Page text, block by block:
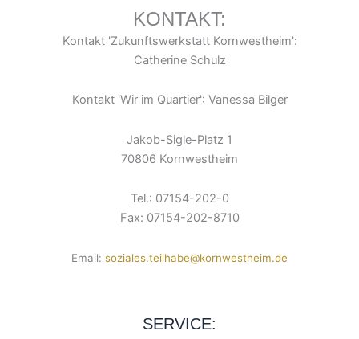
KONTAKT:
Kontakt 'Zukunftswerkstatt Kornwestheim':
Catherine Schulz
Kontakt 'Wir im Quartier': Vanessa Bilger
Jakob-Sigle-Platz 1
70806 Kornwestheim
Tel.: 07154-202-0
Fax: 07154-202-8710
Email: soziales.teilhabe@kornwestheim.de
SERVICE: